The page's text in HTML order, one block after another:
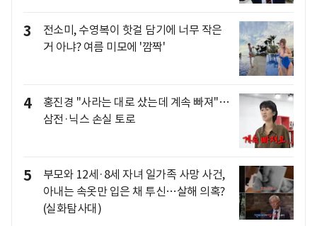
3
전소미, 수영복이 핫걸 담기에 너무 작은
거 아냐? 여름 미모에 '깜짝'
4
홍진경 "사라는 대로 샀는데 계속 빠져"…
삼전·닉스 손실 토로
5
부모와 12세·8세 자녀 일가족 사망 사건,
아내는 속옷만 입은 채 투신…살해 의혹?
(실화탐사대)